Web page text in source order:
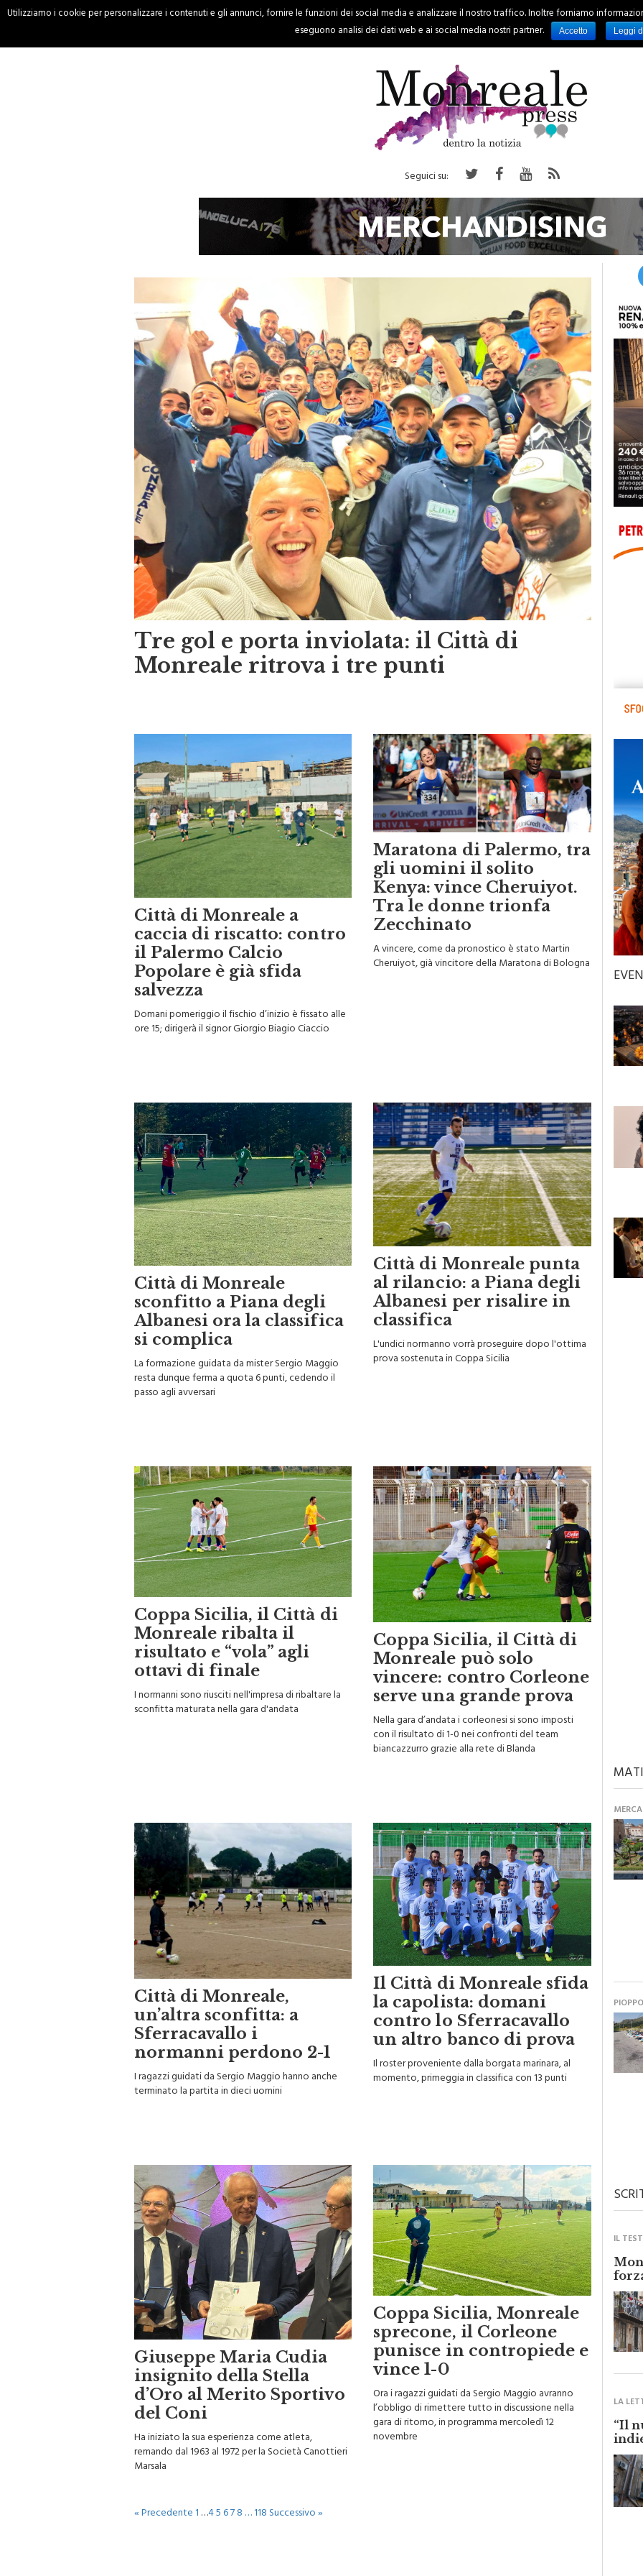
HOME CRONACA PALERMO REGIONE EVENTI RUBRICHE SPORT
Seguici su:
Tre gol e porta inviolata: il Città di
Monreale ritrova i tre punti
Città di Monreale a
caccia di riscatto: contro
il Palermo Calcio
Popolare è già sfida
salvezza
Domani pomeriggio il fischio d’inizio è fissato alle
ore 15; dirigerà il signor Giorgio Biagio Ciaccio
Maratona di Palermo, tra
gli uomini il solito
Kenya: vince Cheruiyot.
Tra le donne trionfa
Zecchinato
A vincere, come da pronostico è stato Martin
Cheruiyot, già vincitore della Maratona di Bologna
Città di Monreale
sconfitto a Piana degli
Albanesi ora la classifica
si complica
La formazione guidata da mister Sergio Maggio
resta dunque ferma a quota 6 punti, cedendo il
passo agli avversari
Città di Monreale punta
al rilancio: a Piana degli
Albanesi per risalire in
classifica
L'undici normanno vorrà proseguire dopo l'ottima
prova sostenuta in Coppa Sicilia
Coppa Sicilia, il Città di
Monreale ribalta il
risultato e “vola” agli
ottavi di finale
I normanni sono riusciti nell'impresa di ribaltare la
sconfitta maturata nella gara d'andata
Coppa Sicilia, il Città di
Monreale può solo
vincere: contro Corleone
serve una grande prova
Nella gara d’andata i corleonesi si sono imposti
con il risultato di 1-0 nei confronti del team
biancazzurro grazie alla rete di Blanda
Città di Monreale,
un’altra sconfitta: a
Sferracavallo i
normanni perdono 2-1
I ragazzi guidati da Sergio Maggio hanno anche
terminato la partita in dieci uomini
Il Città di Monreale sfida
la capolista: domani
contro lo Sferracavallo
un altro banco di prova
Il roster proveniente dalla borgata marinara, al
momento, primeggia in classifica con 13 punti
Giuseppe Maria Cudia
insignito della Stella
d’Oro al Merito Sportivo
del Coni
Ha iniziato la sua esperienza come atleta,
remando dal 1963 al 1972 per la Società Canottieri
Marsala
Coppa Sicilia, Monreale
sprecone, il Corleone
punisce in contropiede e
vince 1-0
Ora i ragazzi guidati da Sergio Maggio avranno
l’obbligo di rimettere tutto in discussione nella
gara di ritorno, in programma mercoledì 12
novembre
« Precedente 1…4567 8…118Successivo »
PIOPPO
“Il
Utilizziamo i cookie per personalizzare i contenuti e gli annunci, fornire le funzioni dei social media e analizzare il nostro traffico. Inoltre forniamo
eseguono analisi dei dati web e ai social media nostri partner.
Accetto Leggi